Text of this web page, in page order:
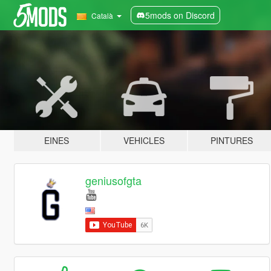
Català 5mods on Discord
EINES VEHICLES PINTURES
geniusofgta